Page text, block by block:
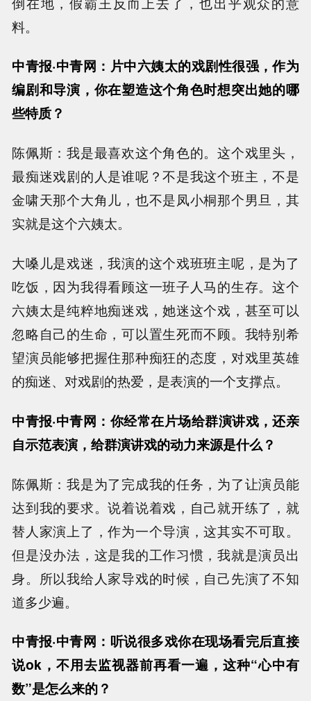
料。
中青报·中青网：片中六姨太的戏剧性很强，作为
编剧和导演，你在塑造这个角色时想突出她的哪
些特质？
陈佩斯：我是最喜欢这个角色的。这个戏里头，
最痴迷戏剧的人是谁呢？不是我这个班主，不是
金啸天那个大角儿，也不是凤小桐那个男旦，其
实就是这个六姨太。
大嗓儿是戏迷，我演的这个戏班班主呢，是为了
吃饭，因为我得看顾这一班子人马的生存。这个
六姨太是纯粹地痴迷戏，她迷这个戏，甚至可以
忽略自己的生命，可以置生死而不顾。我特别希
望演员能够把握住那种痴狂的态度，对戏里英雄
的痴迷、对戏剧的热爱，是表演的一个支撑点。
中青报·中青网：你经常在片场给群演讲戏，还亲
自示范表演，给群演讲戏的动力来源是什么？
陈佩斯：我是为了完成我的任务，为了让演员能
达到我的要求。说着说着戏，自己就开练了，就
替人家演上了，作为一个导演，这其实不可取。
但是没办法，这是我的工作习惯，我就是演员出
身。所以我给人家导戏的时候，自己先演了不知
道多少遍。
中青报·中青网：听说很多戏你在现场看完后直接
说ok，不用去监视器前再看一遍，这种“心中有
数”是怎么来的？